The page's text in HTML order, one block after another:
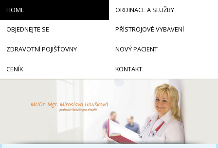
HOME ORDINACE A SLUŽBY
OBJEDNEJTE SE PŘÍSTROJOVÉ VYBAVENÍ
ZDRAVOTNÍ POJIŠŤOVNY NOVÝ PACIENT
CENÍK KONTAKT